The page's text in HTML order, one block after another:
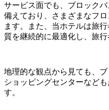
サービス面でも、ブロック
備えており、さまざまなフ
ます。また、当ホテルは旅
質を継続的に最適化し、旅
地理的な観点から見ても、
ショッピングセンターなど
す。